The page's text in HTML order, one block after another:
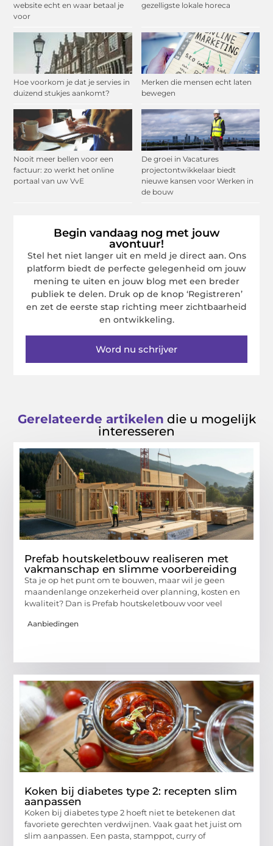
website echt en waar betaal je
voor
gezelligste lokale horeca
Hoe voorkom je dat je servies in
duizend stukjes aankomt?
Merken die mensen echt laten
bewegen
Nooit meer bellen voor een
factuur: zo werkt het online
portaal van uw VvE
De groei in Vacatures
projectontwikkelaar biedt
nieuwe kansen voor Werken in
de bouw
Begin vandaag nog met jouw
avontuur!
Stel het niet langer uit en meld je direct aan. Ons
platform biedt de perfecte gelegenheid om jouw
mening te uiten en jouw blog met een breder
publiek te delen. Druk op de knop ‘Registreren’
en zet de eerste stap richting meer zichtbaarheid
en ontwikkeling.
Word nu schrijver
Gerelateerde artikelen die u mogelijk
interesseren
Prefab houtskeletbouw realiseren met
vakmanschap en slimme voorbereiding
Sta je op het punt om te bouwen, maar wil je geen
maandenlange onzekerheid over planning, kosten en
kwaliteit? Dan is Prefab houtskeletbouw voor veel
Aanbiedingen
Koken bij diabetes type 2: recepten slim
aanpassen
Koken bij diabetes type 2 hoeft niet te betekenen dat
favoriete gerechten verdwijnen. Vaak gaat het juist om
slim aanpassen. Een pasta, stamppot, curry of